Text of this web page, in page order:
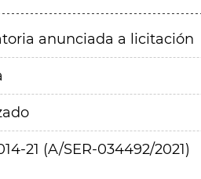
anunciada a licitación
21 (A/SER-034492/2021)